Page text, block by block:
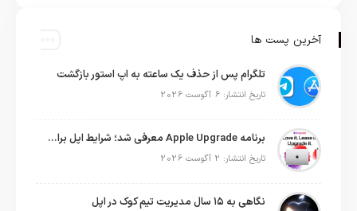
آخرین پست ها
تلگرام پس از حذف یک ساعته به اپ استور بازگشت
تاریخ انتشار: 6 آگوست 2026
برنامه Apple Upgrade معرفی شد؛ شرایط اپل برای اجاره آیفون، آیپد، مک و اپل واچ
تاریخ انتشار: 2 آگوست 2026
نگاهی به ۱۵ سال مدیریت تیم کوک در اپل